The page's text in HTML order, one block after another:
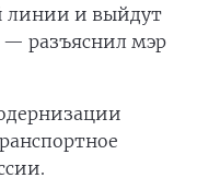
линии и выйдут
— разъяснил мэр